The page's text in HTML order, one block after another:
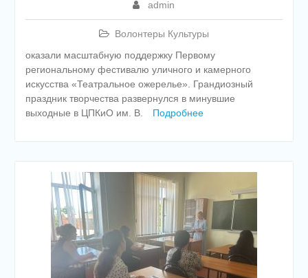
admin
Волонтеры Культуры
оказали масштабную поддержку Первому
региональному фестивалю уличного и камерного
искусства «Театральное ожерелье». Грандиозный
праздник творчества развернулся в минувшие
выходные в ЦПКиО им. В.
Подробнее